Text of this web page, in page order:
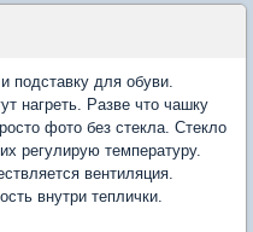
подставку для обуви.
нагреть. Разве что чашку
фото без стекла. Стекло
регулирую температуру.
вентиляция.
внутри теплички.